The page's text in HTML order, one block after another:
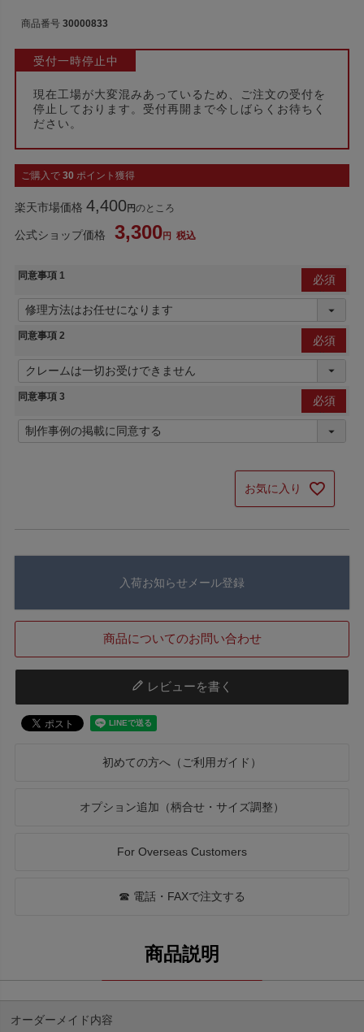
商品番号 30000833
受付一時停止中
現在工場が大変混みあっているため、ご注文の受付を
停止しております。受付再開まで今しばらくお待ちく
ださい。
ご購入で 30 ポイント獲得
楽天市場価格 4,400 のところ
公式ショップ価格 3,300 税込
同意事項 1
(必
同意事項 2
(必
同意事項 3
(必
お気に入り
入荷お知らせメール登録
商品についてのお問い合わせ
レビューを書く
初めての方へ（ご利用ガイド）
オプション追加（柄合せ・サイズ調整）
For Overseas Customers
☎ 電話・FAXで注文する
オーダーメイド内容